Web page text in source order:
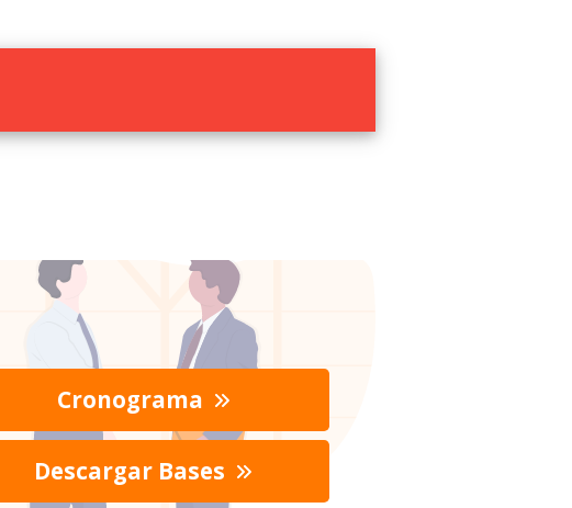
Cronograma
Descargar Bases